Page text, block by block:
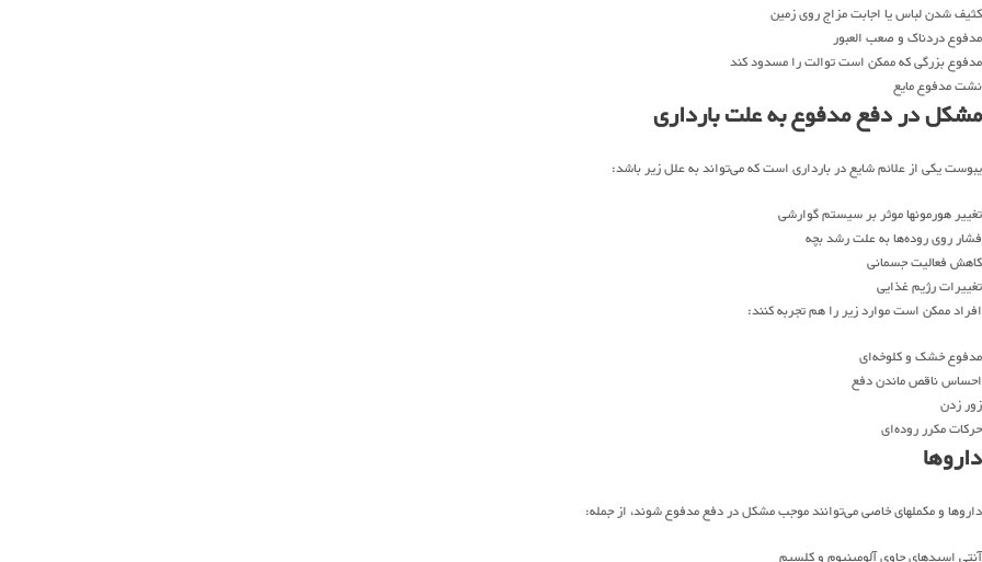
کثیف شدن لباس یا اجابت مزاج روی زمین
مدفوع دردناک و صعب العبور
مدفوع بزرگی که ممکن است توالت را مسدود کند
نشت مدفوع مایع
مشکل در دفع مدفوع به علت بارداری
یبوست یکی از علائم شایع در بارداری است که می‌تواند به علل زیر باشد:
تغییر هورمونها موثر بر سیستم گوارشی
فشار روی روده‌ها به علت رشد بچه‌
کاهش فعالیت جسمانی
تغییرات رژیم غذایی
افراد ممکن است موارد زیر را هم تجربه کنند:
مدفوع خشک و کلوخه‌ای
احساس ناقص ماندن دفع
زور زدن
حرکات مکرر روده‌ای
داروها
داروها و مکملهای خاصی می‌توانند موجب مشکل در دفع مدفوع شوند، از جمله: